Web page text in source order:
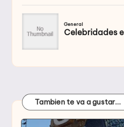
Tambien te va a gustar…